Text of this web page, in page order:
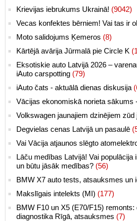
Krievijas iebrukums Ukrainā! (9042)
Vecas konfektes bērniem! Vai tas ir
Moto salidojums Ķemeros (8)
Kārtējā avārija Jūrmalā pie Circle K
Eksotiskie auto Latvijā 2026 –
iAuto carspotting (79)
iAuto čats - aktuālā dienas diskusija
Vācijas ekonomiskā norieta sākums
Volkswagen jaunajiem dzinējiem zūd
Degvielas cenas Latvijā un pasaulē
Vai Vācija atjaunos slēgto
Lāču medības Latvijā! Vai populācija
un būtu jāsāk medības? (56)
BMW X7 auto tests, atsauksmes un
Makslīgais intelekts (MI) (177)
BMW F10 un X5 (E70/F15)
diagnostika Rīgā, atsauksmes (7)